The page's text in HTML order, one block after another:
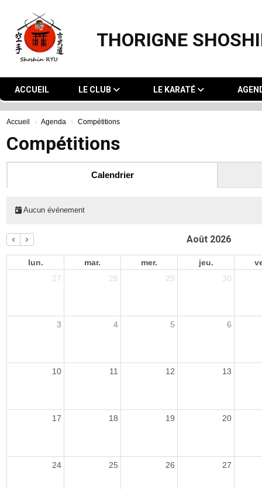
THORIGNE
ACCUEIL LE CLUB LE KARATÉ
Accueil Agenda Compétitions
Compétitions
Calendrier
Aucun événement
Août 2026
lun. mar. mer. jeu.
27
28 29 30
3 4 5 6
10 11 12 13
17 18 19 20
24 25 26 27